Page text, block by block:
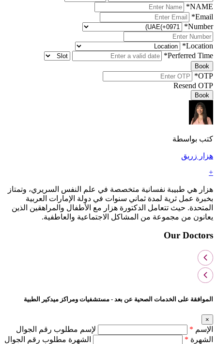
NAME
*
Email
*
Number
*
Location
*
Perferred Time
*
Book
OTP
*
Resend OTP
Book
كتب بواسطة
هزار زريق
+
هزار هي طبيبة نفسانية متخصصة في علم النفس السريري، وتمتاز
بخبرة عمل ثرية لمدة ثماني سنوات في دولة الإمارات العربية
المتحدة. حيث تتعامل الدكتورة هزار مع الأطفال والمراهقين الذين
يعانون من مجموعة من المشاكل الاجتماعية والعاطفية.
Our Doctors
الموافقة على الخدمات الصحية عن بعد - مستشفيات ومراكز ميدكير الطبية
×
الإسم *
لإسم مطلوب رقم الجوال
الشهرة *
الشهرة مطلوب رقم الجوال